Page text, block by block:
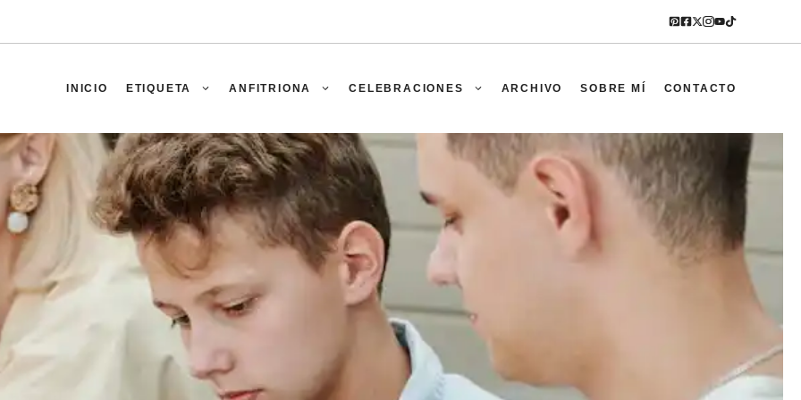
INICIO ETIQUETA ANFITRIONA CELEBRACIONES ARCHIVO SOBRE MÍ CONTACTO